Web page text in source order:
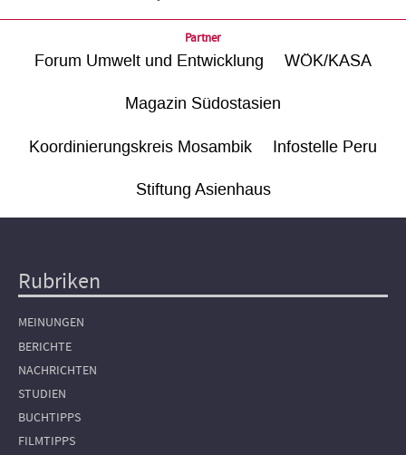
Partner
Forum Umwelt und Entwicklung WÖK/KASA
Magazin Südostasien
Koordinierungskreis Mosambik Infostelle Peru
Stiftung Asienhaus
Hauptnavigation
Rubriken
MEINUNGEN
BERICHTE
NACHRICHTEN
STUDIEN
BUCHTIPPS
FILMTIPPS